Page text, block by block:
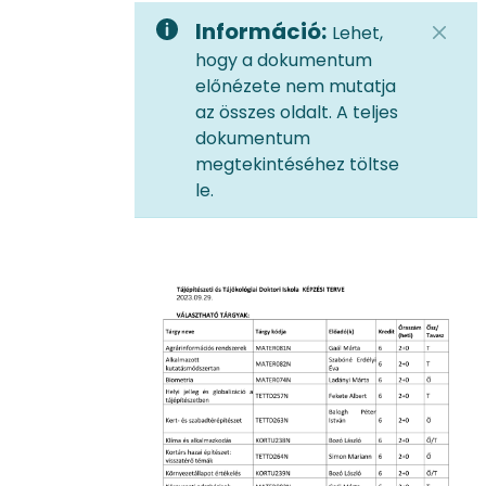
Információ: Lehet,
hogy a dokumentum
előnézete nem mutatja
az összes oldalt. A teljes
dokumentum
megtekintéséhez töltse
le.